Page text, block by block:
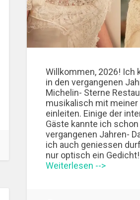
Willkommen, 2026! Ich
in den vergangenen
Michelin- Sterne
musikalisch mit meiner
einleiten. Einige der
Gäste kannte ich
vergangenen Jahren-
ich auch geniessen
nur optisch ein
Weiterlesen -->